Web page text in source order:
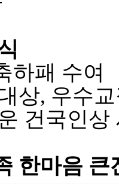
패 수여
, 우수교
국인상
한마음 큰